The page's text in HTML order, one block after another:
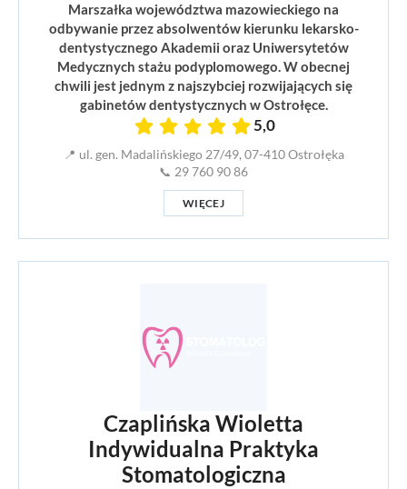
Marszałka województwa mazowieckiego na
odbywanie przez absolwentów kierunku lekarsko-
dentystycznego Akademii oraz Uniwersytetów
Medycznych stażu podyplomowego. W obecnej
chwili jest jednym z najszybciej rozwijających się
gabinetów dentystycznych w Ostrołęce.
5,0
📍 ul. gen. Madalińskiego 27/49, 07-410 Ostrołęka
📞 29 760 90 86
WIĘCEJ
Czaplińska Wioletta
Indywidualna Praktyka
Stomatologiczna